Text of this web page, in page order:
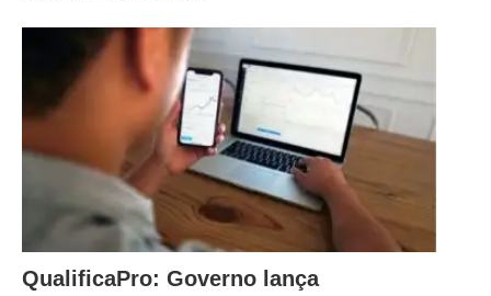
QualificaPro: Governo lança